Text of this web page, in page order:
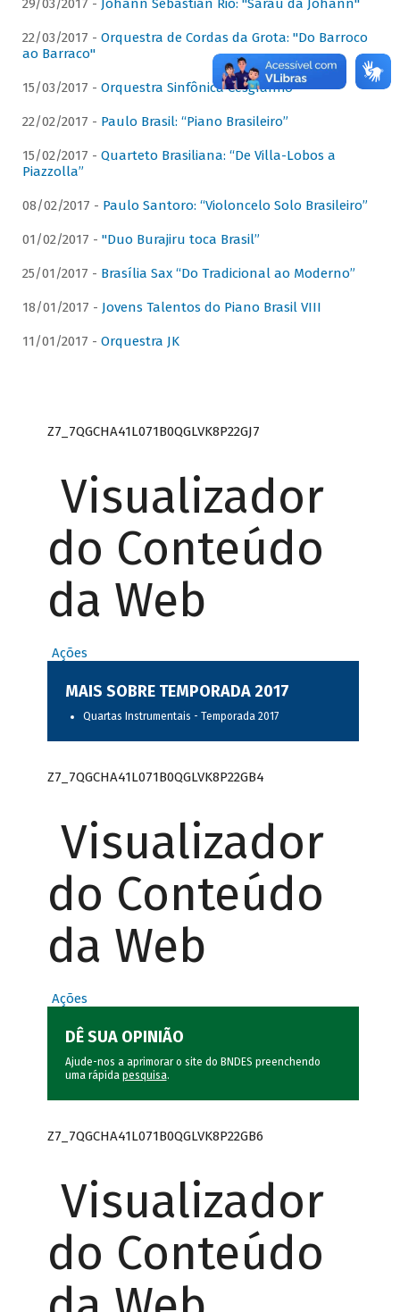
29/03/2017 - Johann Sebastian Rio: "Sarau da Johann"
22/03/2017 - Orquestra de Cordas da Grota: "Do Barroco
ao Barraco"
15/03/2017 - Orquestra Sinfônica Cesgranrio
22/02/2017 - Paulo Brasil: “Piano Brasileiro”
15/02/2017 - Quarteto Brasiliana: “De Villa-Lobos a
Piazzolla”
08/02/2017 - Paulo Santoro: “Violoncelo Solo Brasileiro”
01/02/2017 - "Duo Burajiru toca Brasil”
25/01/2017 - Brasília Sax “Do Tradicional ao Moderno”
18/01/2017 - Jovens Talentos do Piano Brasil VIII
11/01/2017 - Orquestra JK
Z7_7QGCHA41L071B0QGLVK8P22GJ7
Visualizador
do Conteúdo
da Web
Ações
MAIS SOBRE TEMPORADA 2017
Quartas Instrumentais - Temporada 2017
Z7_7QGCHA41L071B0QGLVK8P22GB4
Visualizador
do Conteúdo
da Web
Ações
DÊ SUA OPINIÃO
Ajude-nos a aprimorar o site do BNDES preenchendo
uma rápida pesquisa.
Z7_7QGCHA41L071B0QGLVK8P22GB6
Visualizador
do Conteúdo